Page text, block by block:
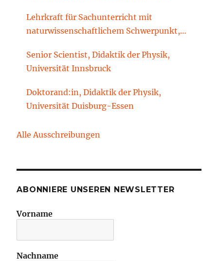
Lehrkraft für Sachunterricht mit
naturwissenschaftlichem Schwerpunkt,
Technische Universität Cottbus-Senftenberg
Senior Scientist, Didaktik der Physik,
Universität Innsbruck
Doktorand:in, Didaktik der Physik,
Universität Duisburg-Essen
Alle Ausschreibungen
ABONNIERE UNSEREN NEWSLETTER
Vorname
Nachname